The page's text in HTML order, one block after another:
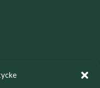
Solna